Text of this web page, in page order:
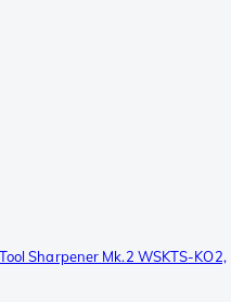
Sharpener Mk.2 WSKTS-KO2,